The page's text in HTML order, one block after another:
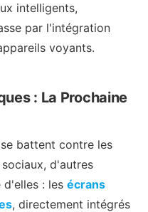
intelligents,
par l'intégration
voyants.
: La Prochaine
battent contre les
d'autres
d'elles : les écrans
, directement intégrés